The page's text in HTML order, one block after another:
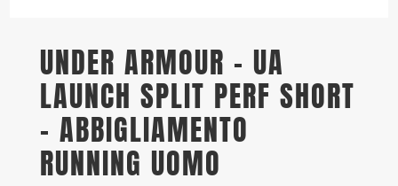
UNDER ARMOUR – UA
LAUNCH SPLIT PERF SHORT
– ABBIGLIAMENTO
RUNNING UOMO